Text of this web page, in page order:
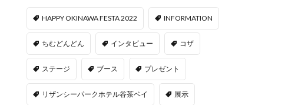
HAPPY OKINAWA FESTA 2022 INFORMATION
ちむどんどん インタビュー コザ
ステージ ブース プレゼント
リザンシーパークホテル谷茶ベイ 展示